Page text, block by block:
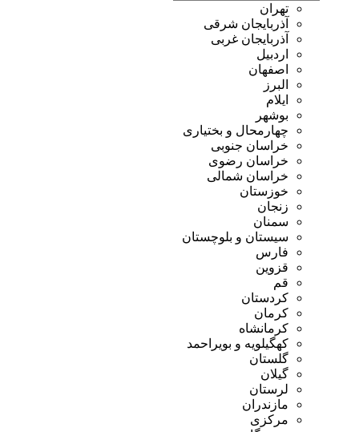
تهران
آذربایجان شرقی
آذربایجان غربی
اردبیل
اصفهان
البرز
ایلام
بوشهر
چهارمحال و بختیاری
خراسان جنوبی
خراسان رضوی
خراسان شمالی
خوزستان
زنجان
سمنان
سیستان و بلوچستان
فارس
قزوین
قم
کردستان
کرمان
کرمانشاه
کهگیلویه و بویراحمد
گلستان
گیلان
لرستان
مازندران
مرکزی